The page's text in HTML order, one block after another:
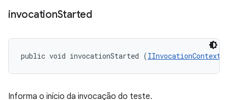
invocationStarted
public void invocationStarted (IInvocationContext
Informa o início da invocação do teste.